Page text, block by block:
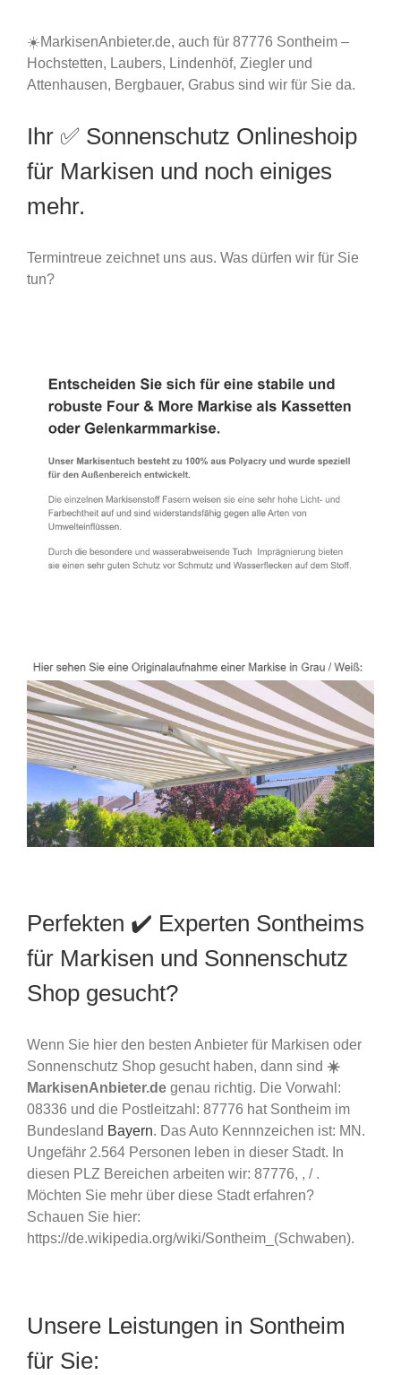
☀️MarkisenAnbieter.de, auch für 87776 Sontheim –
Hochstetten, Laubers, Lindenhöf, Ziegler und
Attenhausen, Bergbauer, Grabus sind wir für Sie da.
Ihr ✅ Sonnenschutz Onlineshoip
für Markisen und noch einiges
mehr.
Termintreue zeichnet uns aus. Was dürfen wir für Sie
tun?
Perfekten ✔️ Experten Sontheims
für Markisen und Sonnenschutz
Shop gesucht?
Wenn Sie hier den besten Anbieter für Markisen oder
Sonnenschutz Shop gesucht haben, dann sind ☀️
MarkisenAnbieter.de genau richtig. Die Vorwahl:
08336 und die Postleitzahl: 87776 hat Sontheim im
Bundesland Bayern. Das Auto Kennnzeichen ist: MN.
Ungefähr 2.564 Personen leben in dieser Stadt. In
diesen PLZ Bereichen arbeiten wir: 87776, , / .
Möchten Sie mehr über diese Stadt erfahren?
Schauen Sie hier:
https://de.wikipedia.org/wiki/Sontheim_(Schwaben).
Unsere Leistungen in Sontheim
für Sie: